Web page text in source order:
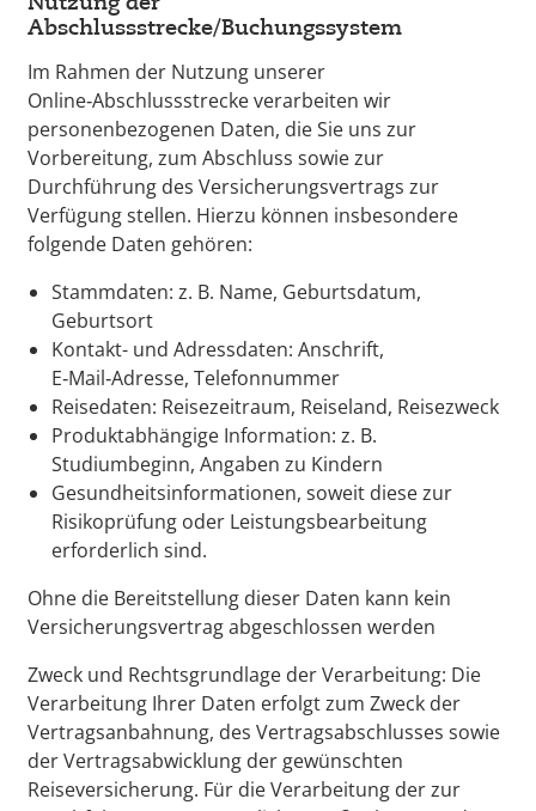
Abschlussstrecke/Buchungssystem
Im Rahmen der Nutzung unserer
Online‑Abschlussstrecke verarbeiten wir
personenbezogenen Daten, die Sie uns zur
Vorbereitung, zum Abschluss sowie zur
Durchführung des Versicherungsvertrags zur
Verfügung stellen. Hierzu können insbesondere
folgende Daten gehören:
Stammdaten: z. B. Name, Geburtsdatum,
Geburtsort
Kontakt- und Adressdaten: Anschrift,
E‑Mail‑Adresse, Telefonnummer
Reisedaten: Reisezeitraum, Reiseland, Reisezweck
Produktabhängige Information: z. B.
Studiumbeginn, Angaben zu Kindern
Gesundheitsinformationen, soweit diese zur
Risikoprüfung oder Leistungsbearbeitung
erforderlich sind.
Ohne die Bereitstellung dieser Daten kann kein
Versicherungsvertrag abgeschlossen werden
Zweck und Rechtsgrundlage der Verarbeitung: Die
Verarbeitung Ihrer Daten erfolgt zum Zweck der
Vertragsanbahnung, des Vertragsabschlusses sowie
der Vertragsabwicklung der gewünschten
Reiseversicherung. Für die Verarbeitung der zur